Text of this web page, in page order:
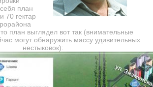
план
70 гектар
план выглядел вот так (внимательные
могут обнаружить массу удивительных
нестыковок):